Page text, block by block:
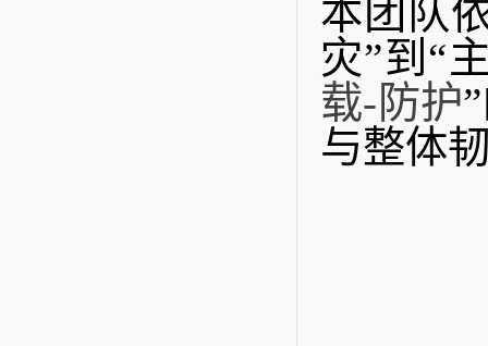
本团队
灾”到“
载-防护
与整体